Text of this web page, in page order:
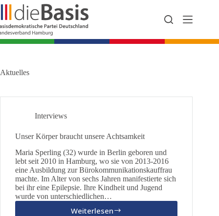
Zum
Inhalt
springen
Aktuelles
Interviews
Unser Körper braucht unsere Achtsamkeit
Maria Sperling (32) wurde in Berlin geboren und
lebt seit 2010 in Hamburg, wo sie von 2013-2016
eine Ausbildung zur Bürokommunikationskauffrau
machte. Im Alter von sechs Jahren manifestierte sich
bei ihr eine Epilepsie. Ihre Kindheit und Jugend
wurde von unterschiedlichen…
Weiterlesen